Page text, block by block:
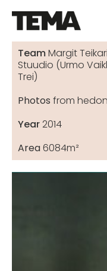
TeamMargit
Stuudio (Urmo
Trei)
Photos from
Year2014
Area6084m²